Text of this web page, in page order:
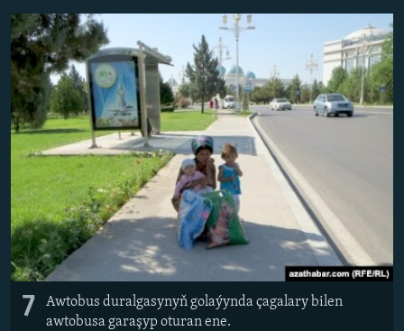
7
Awtobus duralgasynyň golaýynda çagalary bilen
awtobusa garaşyp oturan ene.